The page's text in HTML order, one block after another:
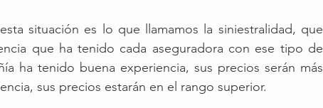
situación es lo que llamamos la siniestralidad, que
que ha tenido cada aseguradora con ese tipo de
ha tenido buena experiencia, sus precios serán más
sus precios estarán en el rango superior.